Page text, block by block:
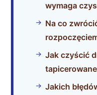
wymaga
Na co
Jak czyścić
Jakich